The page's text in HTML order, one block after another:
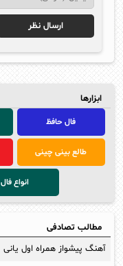
ابزارها
فال حافظ
طالع بینی چینی
انواع فال
مطالب تصادفی
آهنگ پیشواز همراه اول یانی